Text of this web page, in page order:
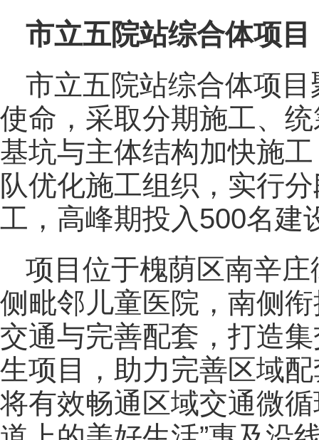
市立五院站综合体项目
市立五院站综合体项
使命，采取分期施工、
基坑与主体结构加快施
队优化施工组织，实行
工，高峰期投入500名建
项目位于槐荫区南辛
侧毗邻儿童医院，南侧
交通与完善配套，打造
生项目，助力完善区域
将有效畅通区域交通微